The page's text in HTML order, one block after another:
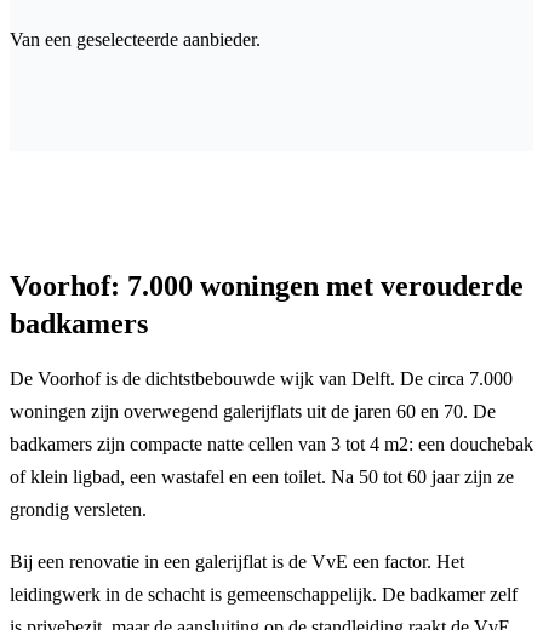
Van een geselecteerde aanbieder.
Voorhof: 7.000 woningen met verouderde
badkamers
De Voorhof is de dichtstbebouwde wijk van Delft. De circa 7.000
woningen zijn overwegend galerijflats uit de jaren 60 en 70. De
badkamers zijn compacte natte cellen van 3 tot 4 m2: een douchebak
of klein ligbad, een wastafel en een toilet. Na 50 tot 60 jaar zijn ze
grondig versleten.
Bij een renovatie in een galerijflat is de VvE een factor. Het
leidingwerk in de schacht is gemeenschappelijk. De badkamer zelf